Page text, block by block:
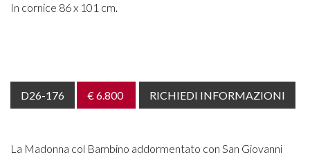
In cornice 86 x 101 cm.
D26-176 € 6.800 RICHIEDI INFORMAZIONI
La Madonna col Bambino addormentato con San Giovanni